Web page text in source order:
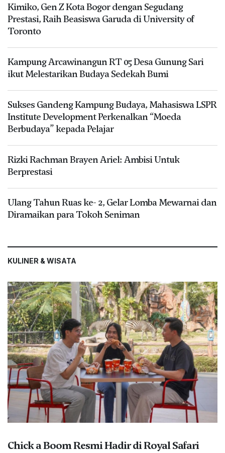
Kimiko, Gen Z Kota Bogor dengan Segudang
Prestasi, Raih Beasiswa Garuda di University of
Toronto
Kampung Arcawinangun RT 05 Desa Gunung Sari
ikut Melestarikan Budaya Sedekah Bumi
Sukses Gandeng Kampung Budaya, Mahasiswa LSPR
Institute Development Perkenalkan “Moeda
Berbudaya” kepada Pelajar
Rizki Rachman Brayen Ariel: Ambisi Untuk
Berprestasi
Ulang Tahun Ruas ke- 2, Gelar Lomba Mewarnai dan
Diramaikan para Tokoh Seniman
KULINER & WISATA
Chick a Boom Resmi Hadir di Royal Safari